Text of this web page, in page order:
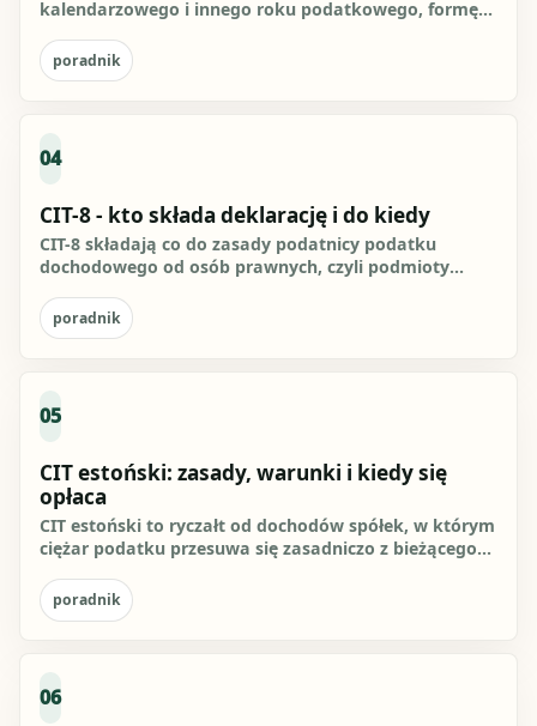
kalendarzowego i innego roku podatkowego, formę
poradnik
04
CIT-8 - kto składa deklarację i do kiedy
CIT-8 składają co do zasady podatnicy podatku
dochodowego od osób prawnych, czyli podmioty
poradnik
05
CIT estoński: zasady, warunki i kiedy się
opłaca
CIT estoński to ryczałt od dochodów spółek, w którym
ciężar podatku przesuwa się zasadniczo z bieżącego
poradnik
06